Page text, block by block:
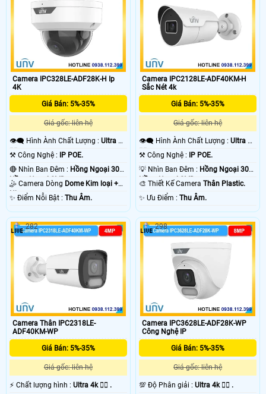
HFW3849T-ZAS-IL-Black thích hợp
lắp ngoài trời với IP67 cực cao.
micro tích hợp, chuẩn IP67, phù hợp
lắp đặt trong nhà và ngoài trời hiệu
Camera IPC328LE-ADF28K-H Ip
4K
Giá Bán: 5%-35%
Giá gốc: liên hệ
👁️‍🗨 Hình Ành Chất Lượng : Ultra 4k
👍🏾 .
⚒ Công Nghệ :
IP POE.
🔴 Nhìn Ban Đêm : Hồng Ngoại 30m
Hồng Ngoại SMD.
🤹 Camera Dòng Dome Kim loại +
Nhựa.
️✨ Điểm Nỗi Bật : Thu Âm.
Camera IPC2128LE-ADF40KM-H
Sắc Nét 4k
Giá Bán: 5%-35%
Giá gốc: liên hệ
👁️‍🗨 Hình Ành Chất Lượng :Ultra 4k
👍🏾 .
⚒ Công Nghệ :
IP POE.
💡 Nhìn Ban Đêm : Hồng Ngoại 30m
Hồng Ngoại SMD.
🎨 Thiết Kế CameraThân Plastic.
️✨ Ưu Điểm :Thu Âm.
Camera Thân IPC2318LE-
ADF40KM-WP
Giá Bán: 5%-35%
Giá gốc: liên hệ
️⚡ Chất lượng hình : Ultra 4k 👍🏾 .
282
Camera IPC3628LE-ADF28K-WP
Công Nghệ IP
Giá Bán: 5%-35%
Giá gốc: liên hệ
💯 Độ Phân giải :Ultra 4k 👍🏾 .
298